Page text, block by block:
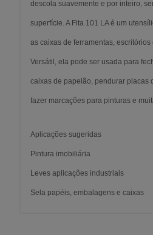
descola suavemente e por inteiro,
superfície. A Fita 101 LA é um
as caixas de ferramentas, escritórios
Versátil, ela pode ser usada para
caixas de papelão, pendurar placas
fazer marcações para pinturas e
Aplicações sugeridas
Pintura imobiliária
Leves aplicações industriais
Sela papéis, embalagens e caixas